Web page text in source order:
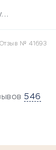
Отзыв № 41693
546